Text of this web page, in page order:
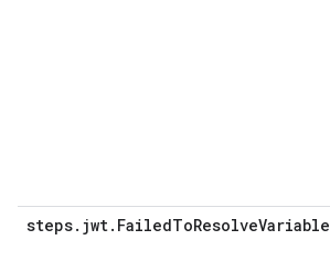
steps.jwt.FailedToResolveVariable